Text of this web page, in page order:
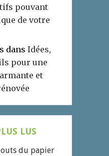
pouvant
de votre
dans Idées,
pour une
et
LUS
du papier